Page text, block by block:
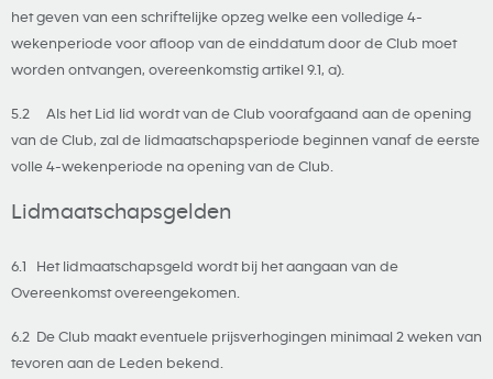
het geven van een schriftelijke opzeg welke een volledige 4-
wekenperiode voor afloop van de einddatum door de Club moet
worden ontvangen, overeenkomstig artikel 9.1, a).
5.2 Als het Lid lid wordt van de Club voorafgaand aan de opening
van de Club, zal de lidmaatschapsperiode beginnen vanaf de eerste
volle 4-wekenperiode na opening van de Club.
Lidmaatschapsgelden
6.1 Het lidmaatschapsgeld wordt bij het aangaan van de
Overeenkomst overeengekomen.
6.2 De Club maakt eventuele prijsverhogingen minimaal 2 weken van
tevoren aan de Leden bekend.